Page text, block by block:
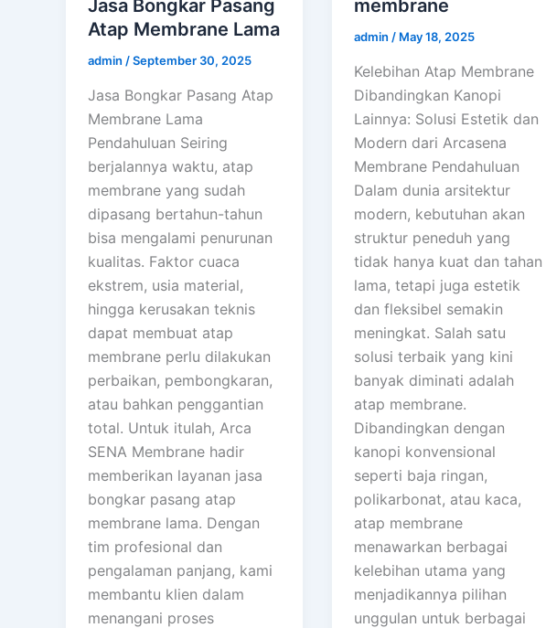
Jasa Bongkar Pasang
Atap Membrane Lama
admin /September 30, 2025
Jasa Bongkar Pasang Atap
Membrane Lama
Pendahuluan Seiring
berjalannya waktu, atap
membrane yang sudah
dipasang bertahun-tahun
bisa mengalami penurunan
kualitas. Faktor cuaca
ekstrem, usia material,
hingga kerusakan teknis
dapat membuat atap
membrane perlu dilakukan
perbaikan, pembongkaran,
atau bahkan penggantian
total. Untuk itulah, Arca
SENA Membrane hadir
memberikan layanan jasa
bongkar pasang atap
membrane lama. Dengan
tim profesional dan
pengalaman panjang, kami
membantu klien dalam
menangani proses
membrane
admin / May 18, 2025
Kelebihan Atap Membrane
Dibandingkan Kanopi
Lainnya: Solusi Estetik dan
Modern dari Arcasena
Membrane Pendahuluan
Dalam dunia arsitektur
modern, kebutuhan akan
struktur peneduh yang
tidak hanya kuat dan tahan
lama, tetapi juga estetik
dan fleksibel semakin
meningkat. Salah satu
solusi terbaik yang kini
banyak diminati adalah
atap membrane.
Dibandingkan dengan
kanopi konvensional
seperti baja ringan,
polikarbonat, atau kaca,
atap membrane
menawarkan berbagai
kelebihan utama yang
menjadikannya pilihan
unggulan untuk berbagai